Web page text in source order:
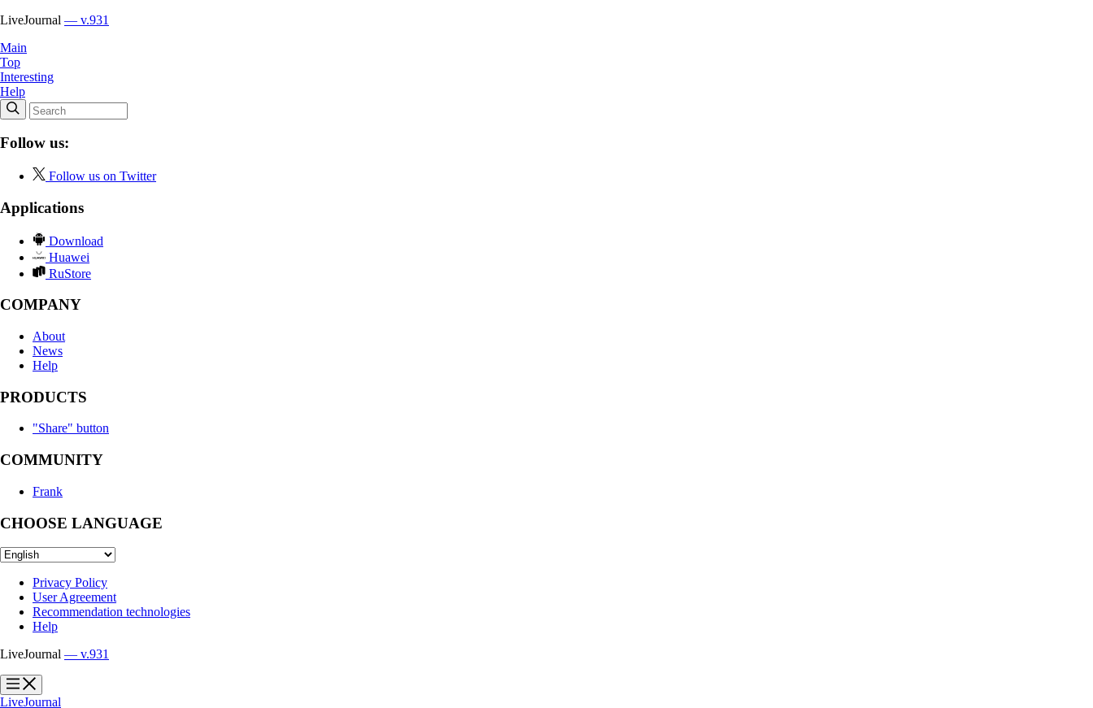
LiveJournal — v.931
Main
Top
Interesting
Help
Follow us:
Follow us on Twitter
Applications
Download
Huawei
RuStore
COMPANY
About
News
Help
PRODUCTS
"Share" button
COMMUNITY
Frank
CHOOSE LANGUAGE
Privacy Policy
User Agreement
Recommendation technologies
Help
LiveJournal — v.931
?
?
LiveJournal